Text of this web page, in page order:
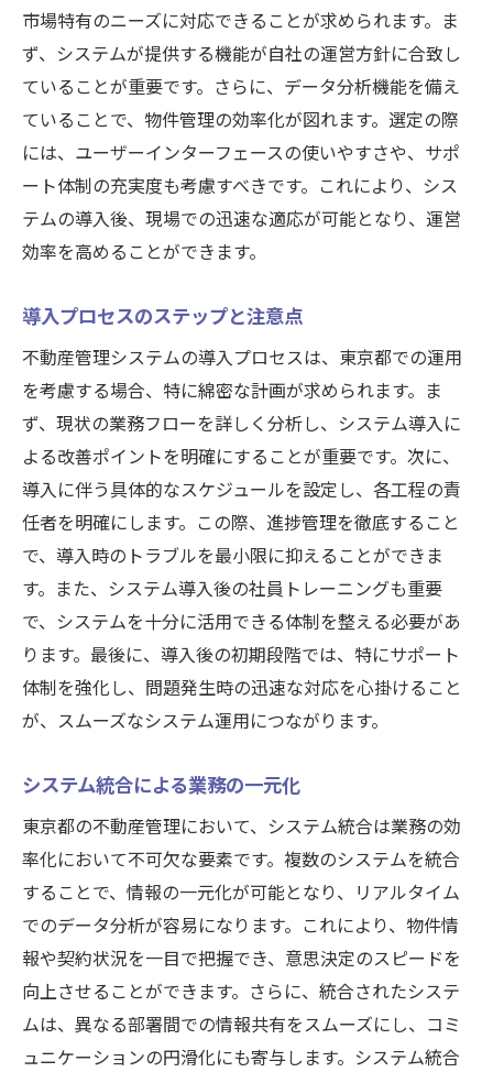
市場特有のニーズに対応できることが求められます。ま
ず、システムが提供する機能が自社の運営方針に合致し
ていることが重要です。さらに、データ分析機能を備え
ていることで、物件管理の効率化が図れます。選定の際
には、ユーザーインターフェースの使いやすさや、サポ
ート体制の充実度も考慮すべきです。これにより、シス
テムの導入後、現場での迅速な適応が可能となり、運営
効率を高めることができます。
導入プロセスのステップと注意点
不動産管理システムの導入プロセスは、東京都での運用
を考慮する場合、特に綿密な計画が求められます。ま
ず、現状の業務フローを詳しく分析し、システム導入に
よる改善ポイントを明確にすることが重要です。次に、
導入に伴う具体的なスケジュールを設定し、各工程の責
任者を明確にします。この際、進捗管理を徹底すること
で、導入時のトラブルを最小限に抑えることができま
す。また、システム導入後の社員トレーニングも重要
で、システムを十分に活用できる体制を整える必要があ
ります。最後に、導入後の初期段階では、特にサポート
体制を強化し、問題発生時の迅速な対応を心掛けること
が、スムーズなシステム運用につながります。
システム統合による業務の一元化
東京都の不動産管理において、システム統合は業務の効
率化において不可欠な要素です。複数のシステムを統合
することで、情報の一元化が可能となり、リアルタイム
でのデータ分析が容易になります。これにより、物件情
報や契約状況を一目で把握でき、意思決定のスピードを
向上させることができます。さらに、統合されたシステ
ムは、異なる部署間での情報共有をスムーズにし、コミ
ュニケーションの円滑化にも寄与します。システム統合